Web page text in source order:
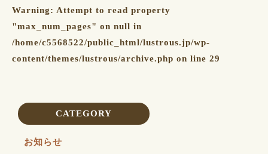
Warning: Attempt to read property
"max_num_pages" on null in
/home/c5568522/public_html/lustrous.jp/wp-
content/themes/lustrous/archive.php on line 29
CATEGORY
お知らせ